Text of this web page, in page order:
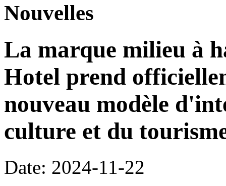
Nouvelles
La marque milieu à
Hotel prend
nouveau modèle
culture et du
Date: 2024-11-22